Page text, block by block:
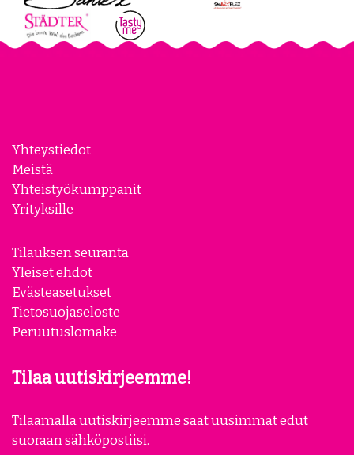
Yhteystiedot
Yhteistyökumppanit
Yrityksille
Tilauksen seuranta
Tietosuojaseloste
Tilaa uutiskirjeemme!